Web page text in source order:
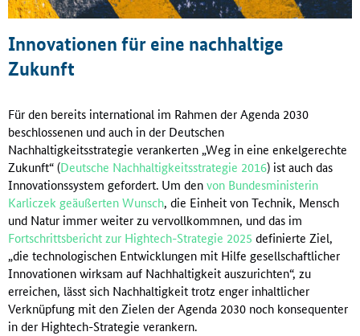
Innovationen für eine nachhaltige
Zukunft
Für den bereits international im Rahmen der Agenda 2030
beschlossenen und auch in der Deutschen
Nachhaltigkeitsstrategie verankerten „Weg in eine enkelgerechte
Zukunft“ (Deutsche Nachhaltigkeitsstrategie 2016) ist auch das
Innovationssystem gefordert. Um denvon Bundesministerin
Karliczek geäußerten Wunsch, die Einheit von Technik, Mensch
und Natur immer weiter zu vervollkommnen, und das im
Fortschrittsbericht zur Hightech-Strategie 2025 definierte Ziel,
„die technologischen Entwicklungen mit Hilfe gesellschaftlicher
Innovationen wirksam auf Nachhaltigkeit auszurichten“, zu
erreichen, lässt sich Nachhaltigkeit trotz enger inhaltlicher
Verknüpfung mit den Zielen der Agenda 2030 noch konsequenter
in der Hightech-Strategie verankern.